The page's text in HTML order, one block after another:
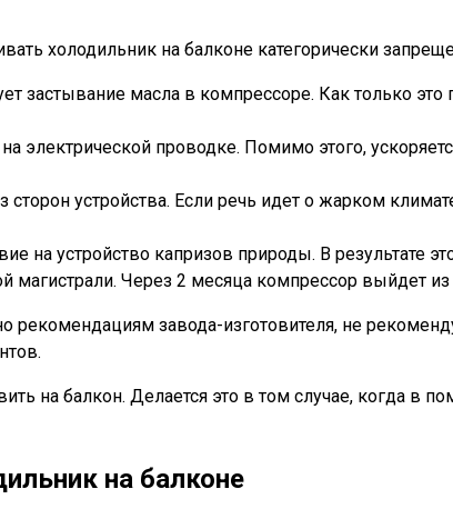
холодильник на балконе категорически
застывание масла в компрессоре. Как только
проводке. Помимо этого,
устройства. Если речь идет о жарком
на устройство капризов природы. В результате
магистрали. Через 2 месяца компрессор выйдет из
рекомендациям завода-изготовителя, не
на балкон. Делается это в том случае, когда в
на балконе